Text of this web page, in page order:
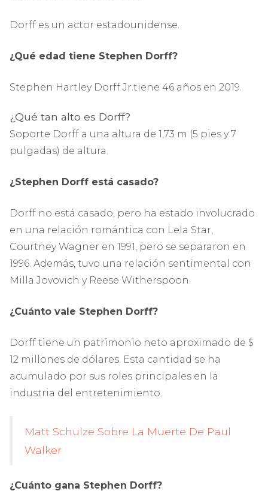
Dorff es un actor estadounidense.
¿Qué edad tiene Stephen Dorff?
Stephen Hartley Dorff Jr.tiene 46 años en 2019.
¿Qué tan alto es Dorff?
Soporte Dorff a una altura de 1,73 m (5 pies y 7
pulgadas) de altura.
¿Stephen Dorff está casado?
Dorff no está casado, pero ha estado involucrado
en una relación romántica con Lela Star,
Courtney Wagner en 1991, pero se separaron en
1996. Además, tuvo una relación sentimental con
Milla Jovovich y Reese Witherspoon.
¿Cuánto vale Stephen Dorff?
Dorff tiene un patrimonio neto aproximado de $
12 millones de dólares. Esta cantidad se ha
acumulado por sus roles principales en la
industria del entretenimiento.
Matt Schulze Sobre La Muerte De Paul
Walker
¿Cuánto gana Stephen Dorff?